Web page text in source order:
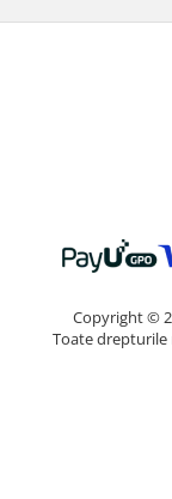
Copyright ©
Toate drepturile